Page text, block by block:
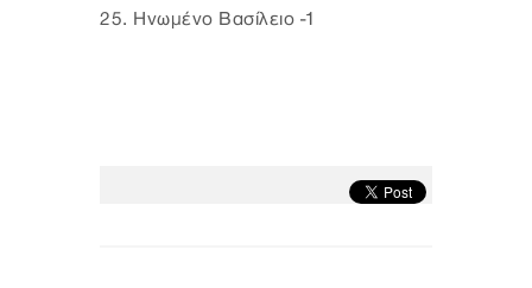
25. Ηνωμένο Βασίλειο -1